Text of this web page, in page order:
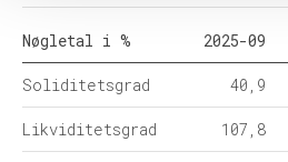
Nøgletal i % 2025-09
Soliditetsgrad 40,9
Likviditetsgrad 107,8